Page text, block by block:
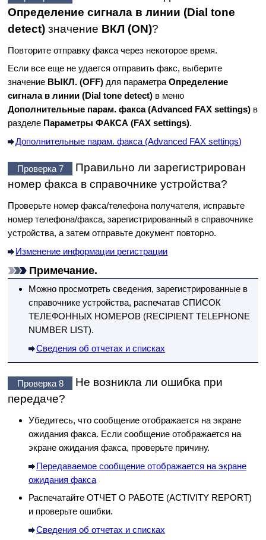
Определение сигнала в линии (Dial tone
detect) значение ВКЛ (ON)?
Повторите отправку факса через некоторое время.
Если все еще не удается отправить факс, выберите
значение ВЫКЛ. (OFF) для параметраОпределение
сигнала в линии (Dial tone detect) в меню
Дополнительные парам. факса (Advanced FAX settings) в
разделе Параметры ФАКСА (FAX settings).
Дополнительные парам. факса (Advanced FAX settings)
Проверка 7
Правильно ли зарегистрирован
номер факса в справочникеустройства?
Проверьте номер факса/телефона получателя, исправьте
номер телефона/факса, зарегистрированный в справочнике
устройства, а затем отправьте документ повторно.
Изменение информации регистрации
Примечание.
Можно просмотреть сведения, зарегистрированные в
справочнике устройства, распечатав СПИСОК
ТЕЛЕФОННЫХ НОМЕРОВ (RECIPIENT TELEPHONE
NUMBER LIST).
Сведения об отчетах и списках
Проверка 8
Не возникла ли ошибка при
передаче?
Убедитесь, что сообщение отображается на экране
ожидания факса. Если сообщение отображается на
экране ожидания факса, проверьте причину.
Передаваемое сообщение отображается на экране
ожидания факса
Распечатайте ОТЧЕТ О РАБОТЕ (ACTIVITY REPORT)
и проверьте ошибки.
Сведения об отчетах и списках